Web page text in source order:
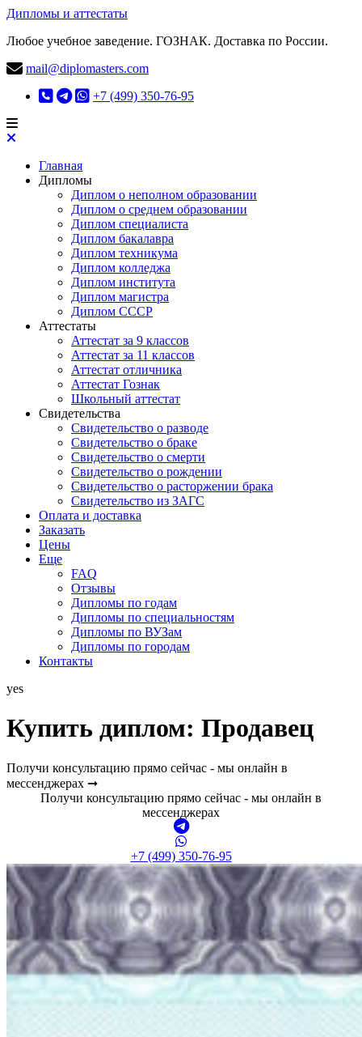
Дипломы и аттестаты
Любое учебное заведение. ГОЗНАК. Доставка по России.
mail@diplomasters.com
+7 (499) 350-76-95
Главная
Дипломы
Диплом о неполном образовании
Диплом о среднем образовании
Диплом специалиста
Диплом бакалавра
Диплом техникума
Диплом колледжа
Диплом института
Диплом магистра
Диплом СССР
Аттестаты
Аттестат за 9 классов
Аттестат за 11 классов
Аттестат отличника
Аттестат Гознак
Школьный аттестат
Свидетельства
Свидетельство о разводе
Свидетельство о браке
Свидетельство о смерти
Свидетельство о рождении
Свидетельство о расторжении брака
Свидетельство из ЗАГС
Оплата и доставка
Заказать
Цены
Еще
FAQ
Отзывы
Дипломы по годам
Дипломы по специальностям
Дипломы по ВУЗам
Дипломы по городам
Контакты
yes
Купить диплом: Продавец
Получи консультацию прямо сейчас - мы онлайн в
мессенджерах ➞
Получи консультацию прямо сейчас - мы онлайн в
мессенджерах
+7 (499) 350-76-95